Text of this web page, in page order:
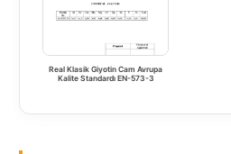
Real Klasik Giyotin Cam Avrupa
Kalite Standardı EN-573-3